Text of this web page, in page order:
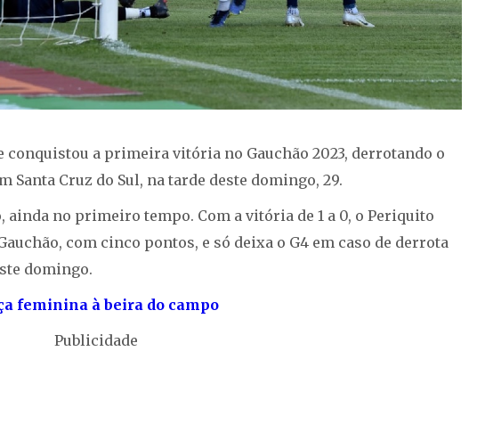
conquistou a primeira vitória no Gauchão 2023, derrotando o
Santa Cruz do Sul, na tarde deste domingo, 29.
no primeiro tempo. Com a vitória de 1 a 0, o Periquito
com cinco pontos, e só deixa o G4 em caso de derrota
domingo.
feminina à beira do campo
Publicidade